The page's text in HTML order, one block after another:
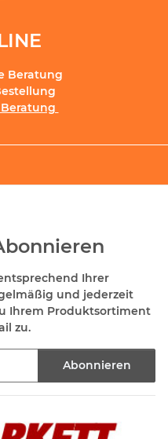
Beratung
Ihrer
und jederzeit
Ihrem Produktsortiment
zu.
Abonnieren